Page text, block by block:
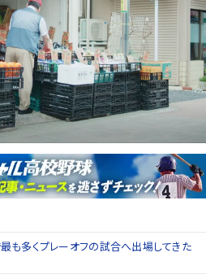
も多くプレーオフの試合へ出場してきた